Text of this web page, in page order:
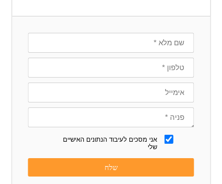
אני מסכים לעיבוד הנתונים האישיים
שלי